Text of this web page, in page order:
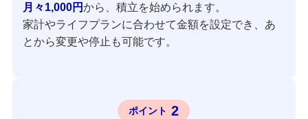
月々1,000円から、積立を始められます。
家計やライフプランに合わせて金額を設定でき、あ
とから変更や停止も可能です。
ポイント 2